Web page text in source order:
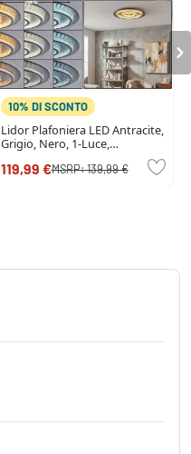
10% DI SCONTO
Lidor Plafoniera LED Antracite,
Grigio, Nero, 1-Luce,
119,99 €MSRP:139,99 €